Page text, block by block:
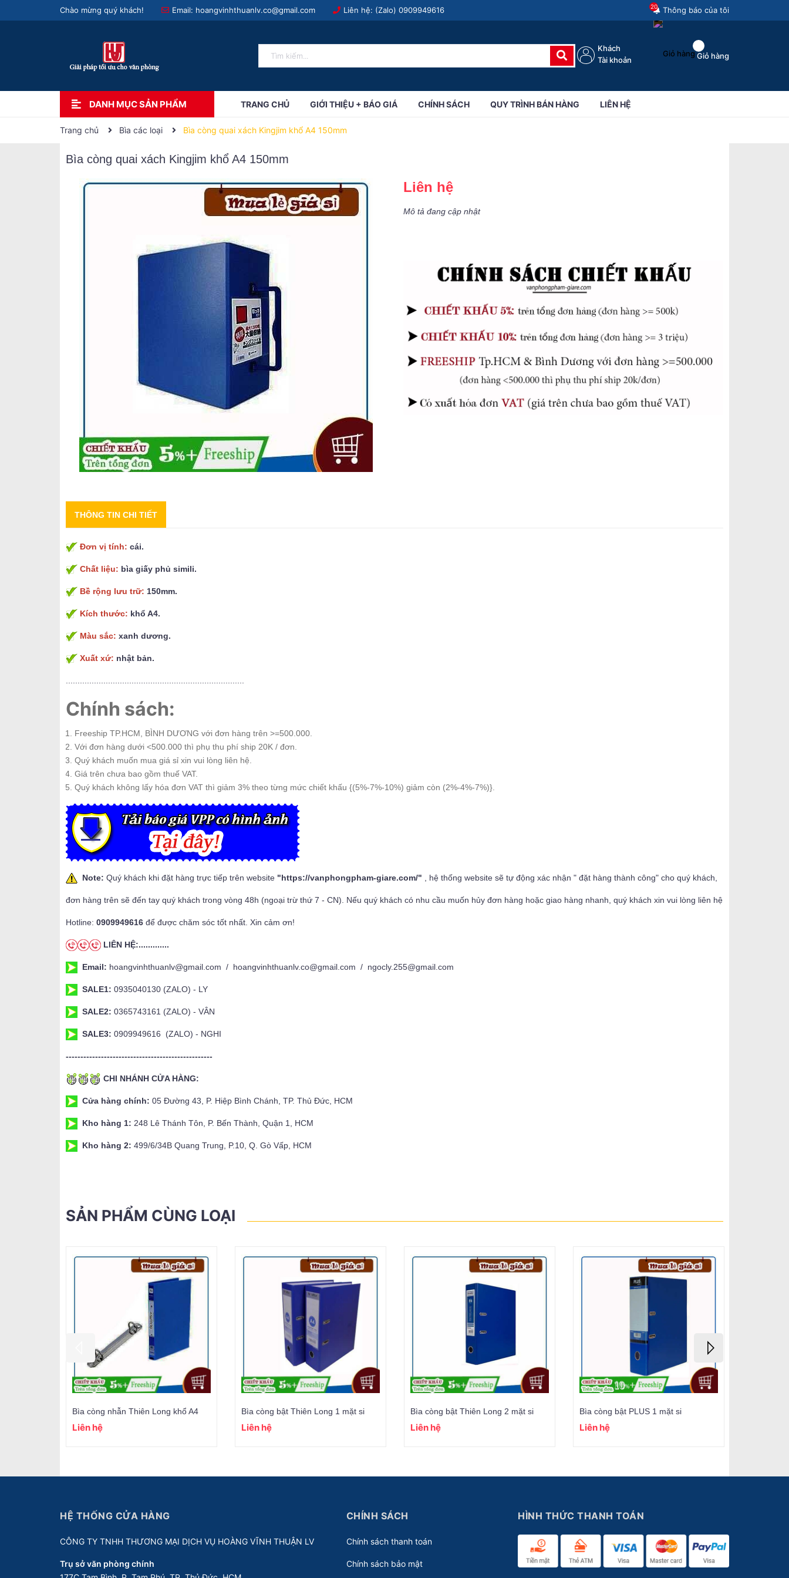
Chào mừng quý khách! Email: hoangvinhthuanlv.co@gmail.com Liên hệ: (Zalo) 0909949616 Thông báo của tôi
20
Giỏ hàng
Khách
Tài khoản
DANH MỤC SẢN PHẨM TRANG CHỦ GIỚI THIỆU + BÁO GIÁ CHÍNH SÁCH QUY TRÌNH BÁN HÀNG LIÊN HỆ
Trang chủ Bìa các loại Bìa còng quai xách Kingjim khổ A4 150mm
Bìa còng quai xách Kingjim khổ A4 150mm
Liên hệ
Mô tả đang cập nhật
THÔNG TIN CHI TIẾT
Đơn vị tính: cái.
Chất liệu: bìa giấy phủ simili.
Bề rộng lưu trữ: 150mm.
Kích thước: khổ A4.
Màu sắc: xanh dương.
Xuất xứ: nhật bản.
Chính sách:
Freeship TP.HCM, BÌNH DƯƠNG với đơn hàng trên >=500.000.
Với đơn hàng dưới <500.000 thì phụ thu phí ship 20K / đơn.
Quý khách muốn mua giá sỉ xin vui lòng liên hệ.
Giá trên chưa bao gồm thuế VAT.
Quý khách không lấy hóa đơn VAT thì giảm 3% theo từng mức chiết khấu {(5%-7%-10%) giảm còn (2%-4%-7%)}.
Note: Quý khách khi đặt hàng trực tiếp trên website "https://vanphongpham-giare.com/" , hệ thống website sẽ tự động xác nhận " đặt hàng thành công" cho quý khách,
đơn hàng trên sẽ đến tay quý khách trong vòng 48h (ngoại trừ thứ 7 - CN). Nếu quý khách có nhu cầu muốn hủy đơn hàng hoặc giao hàng nhanh, quý khách xin vui lòng liên hệ
Hotline: 0909949616 để được chăm sóc tốt nhất. Xin cảm ơn!
LIÊN HỆ:.............
Email: hoangvinhthuanlv@gmail.com / hoangvinhthuanlv.co@gmail.com / ngocly.255@gmail.com
SALE1: 0935040130 (ZALO) - LY
SALE2: 0365743161 (ZALO) - VÂN
SALE3: 0909949616 (ZALO) - NGHI
--------------------------------------------------
CHI NHÁNH CỬA HÀNG:
Cửa hàng chính: 05 Đường 43, P. Hiệp Bình Chánh, TP. Thủ Đức, HCM
Kho hàng 1: 248 Lê Thánh Tôn, P. Bến Thành, Quận 1, HCM
Kho hàng 2: 499/6/34B Quang Trung, P.10, Q. Gò Vấp, HCM
SẢN PHẨM CÙNG LOẠI
Bìa còng nhẫn Thiên Long khổ A4
Liên hệ
Bìa còng bật Thiên Long 1 mặt si
Liên hệ
Bìa còng bật Thiên Long 2 mặt si
Liên hệ
Bìa còng bật PLUS 1 mặt si
Liên hệ
HỆ THỐNG CỬA HÀNG
CÔNG TY TNHH THƯƠNG MẠI DỊCH VỤ HOÀNG VĨNH THUẬN LV
Trụ sở văn phòng chính
CHÍNH SÁCH
Chính sách thanh toán
Chính sách bảo mật
HÌNH THỨC THANH TOÁN